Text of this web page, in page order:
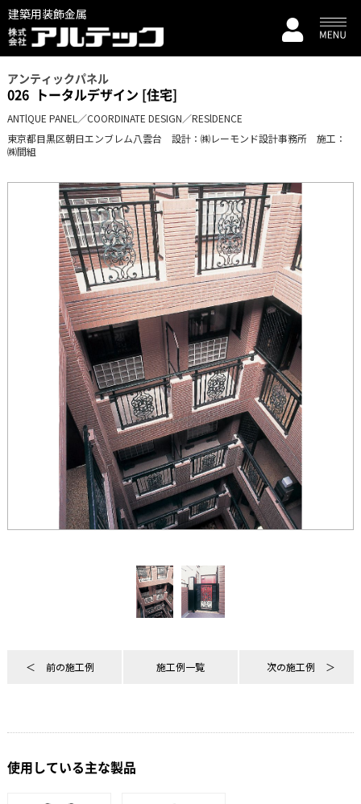
建築用装飾金属
アンティックパネル
026 トータルデザイン [住宅]
ANTlQUE PANEL／COORDINATE DESIGN／RESlDENCE
東京都目黒区朝日エンブレム八雲台 設計：㈱レーモンド設計事務所 施工：
㈱間組
前の施工例 施工例一覧 次の施工例
使用している主な製品